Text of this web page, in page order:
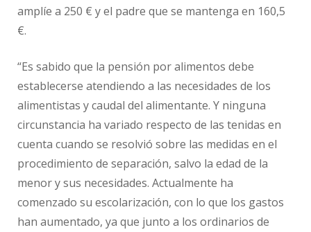
amplíe a 250 € y el padre que se mantenga en 160,5
€.
“Es sabido que la pensión por alimentos debe
establecerse atendiendo a las necesidades de los
alimentistas y caudal del alimentante. Y ninguna
circunstancia ha variado respecto de las tenidas en
cuenta cuando se resolvió sobre las medidas en el
procedimiento de separación, salvo la edad de la
menor y sus necesidades. Actualmente ha
comenzado su escolarización, con lo que los gastos
han aumentado, ya que junto a los ordinarios de